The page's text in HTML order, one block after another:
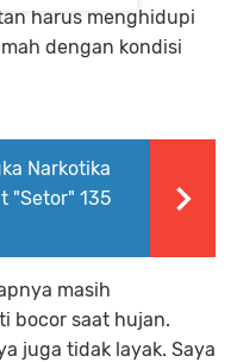
harus menghidupi
dengan kondisi
Narkotika
"Setor" 135
masih
bocor saat hujan.
juga tidak layak. Saya